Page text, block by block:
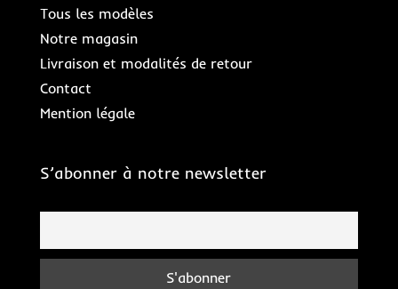
Tous les modèles
Notre magasin
Livraison et modalités de retour
Contact
Mention légale
S’abonner à notre newsletter